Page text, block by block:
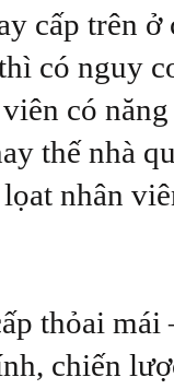
cấp trên ở
có nguy
có
thế nhà
nhân
thỏai mái
chiến